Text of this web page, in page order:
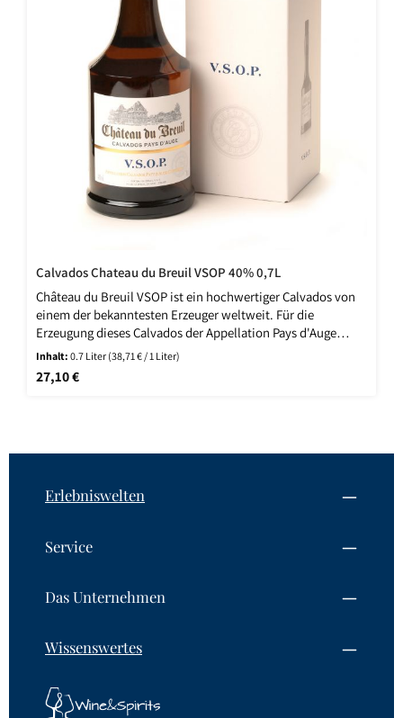
Calvados Chateau du Breuil VSOP 40% 0,7L
Château du Breuil VSOP ist ein hochwertiger Calvados von
einem der bekanntesten Erzeuger weltweit. Für die
Erzeugung dieses Calvados der Appellation Pays d'Auge
werden ausschließlich Äpfel aus eigenem Anbau verwendet.
Dies ermöglicht es ein Maximum an Qualität zu
gewährleisten. Die Äpfel werden nach der Ernte zunächst
ähnlich sind, destilliert.
Inhalt:0.7 Liter (38,71 € / 1 Liter)
Regulärer Preis:
27,10 €
Erlebniswelten
Service
Das Unternehmen
Wissenswertes